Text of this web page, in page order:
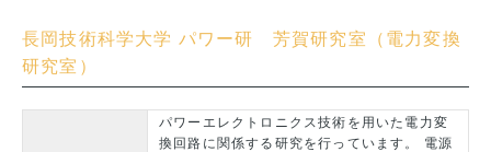
長岡技術科学大学 パワー研 芳賀研究室（電力変換
研究室）
パワーエレクトロニクス技術を用いた電力変
換回路に関係する研究を行っています。 電源